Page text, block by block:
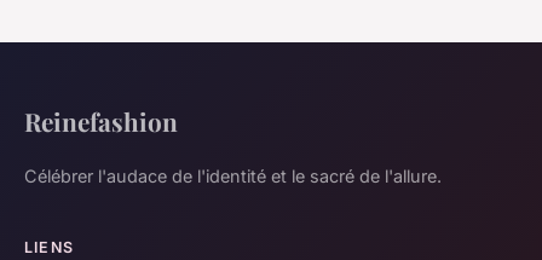
Reinefashion
Célébrer l'audace de l'identité et le sacré de l'allure.
LIENS